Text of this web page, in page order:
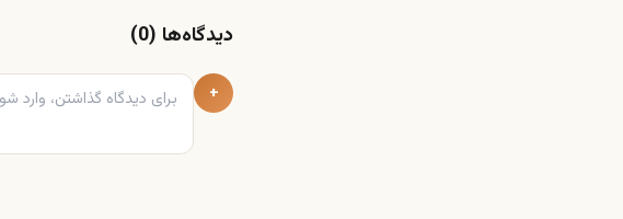
دیدگاه‌ها (0
)
+